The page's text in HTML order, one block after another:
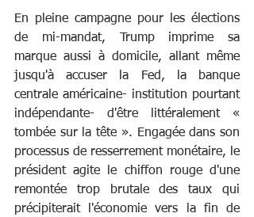
En pleine campagne pour les élections
de mi-mandat, Trump imprime sa
marque aussi à domicile, allant même
jusqu'à accuser la Fed, la banque
centrale américaine- institution pourtant
indépendante- d'être littéralement «
tombée sur la tête ». Engagée dans son
processus de resserrement monétaire, le
président agite le chiffon rouge d'une
remontée trop brutale des taux qui
précipiterait l'économie vers la fin de